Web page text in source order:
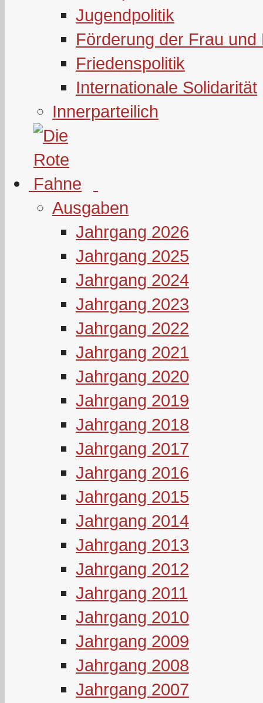
Jugendpolitik
Förderung der Frau und
Friedenspolitik
Internationale Solidarität
Innerparteilich
Ausgaben
Jahrgang 2026
Jahrgang 2025
Jahrgang 2024
Jahrgang 2023
Jahrgang 2022
Jahrgang 2021
Jahrgang 2020
Jahrgang 2019
Jahrgang 2018
Jahrgang 2017
Jahrgang 2016
Jahrgang 2015
Jahrgang 2014
Jahrgang 2013
Jahrgang 2012
Jahrgang 2011
Jahrgang 2010
Jahrgang 2009
Jahrgang 2008
Jahrgang 2007